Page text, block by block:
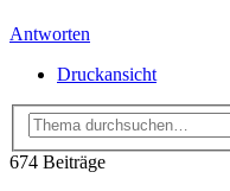
Antworten
Druckansicht
674 Beiträge